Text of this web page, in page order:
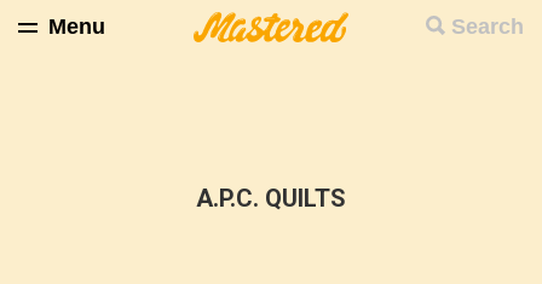
Search
Menu
A.P.C. QUILTS